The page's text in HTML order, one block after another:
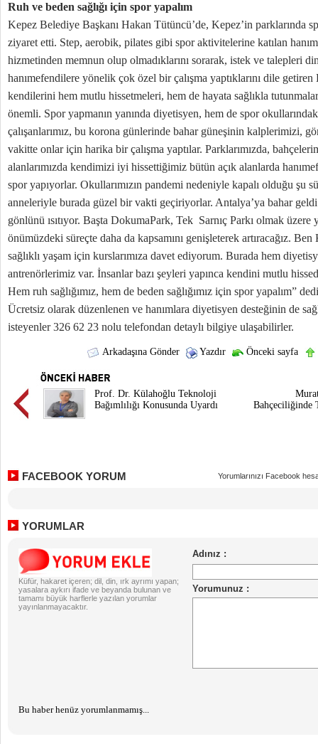
Ruh ve beden sağlığı için spor yapalım
Kepez Belediye Başkanı Hakan Tütüncü’de, Kepez’in parklarında
ziyaret etti. Step, aerobik, pilates gibi spor aktivitelerine katılan
hizmetinden memnun olup olmadıklarını sorarak, istek ve talepleri
hanımefendilere yönelik çok özel bir çalışma yaptıklarını dile
kendilerini hem mutlu hissetmeleri, hem de hayata sağlıkla
önemli. Spor yapmanın yanında diyetisyen, hem de spor
çalışanlarımız, bu korona günlerinde bahar güneşinin kalplerimizi,
vakitte onlar için harika bir çalışma yaptılar. Parklarımızda,
alanlarımızda kendimizi iyi hissettiğimiz bütün açık alanlarda
spor yapıyorlar. Okullarımızın pandemi nedeniyle kapalı olduğu şu
anneleriyle burada güzel bir vakti geçiriyorlar. Antalya’ya bahar
gönlünü ısıtıyor. Başta DokumaPark, Tek Sarnıç Parkı olmak üzere
önümüzdeki süreçte daha da kapsamını genişleterek artıracağız.
sağlıklı yaşam için kurslarımıza davet ediyorum. Burada hem
antrenörlerimiz var. İnsanlar bazı şeyleri yapınca kendini mutlu
Hem ruh sağlığımız, hem de beden sağlığımız için spor yapalım”
Ücretsiz olarak düzenlenen ve hanımlara diyetisyen desteğinin de
isteyenler 326 62 23 nolu telefondan detaylı bilgiye ulaşabilirler.
Arkadaşına Gönder Yazdır Önceki sayfa
Prof. Dr. Külahoğlu Teknoloji
Bağımlılığı Konusunda Uyardı
Bahçeciliğinde
FACEBOOK YORUM Yorumlarınızı Facebook
YORUMLAR
Küfür, hakaret içeren; dil, din, ırk ayrımı yapan;
yasalara aykırı ifade ve beyanda bulunan ve
tamamı büyük harflerle yazılan yorumlar
yayınlanmayacaktır.
Bu haber henüz yorumlanmamış...